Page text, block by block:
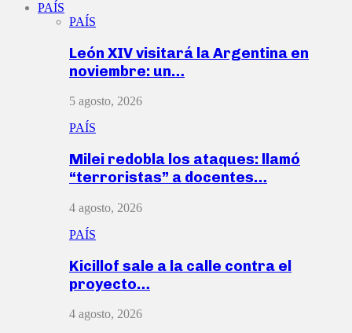
PAÍS
PAÍS
León XIV visitará la Argentina en
noviembre: un…
5 agosto, 2026
PAÍS
Milei redobla los ataques: llamó
“terroristas” a docentes…
4 agosto, 2026
PAÍS
Kicillof sale a la calle contra el
proyecto…
4 agosto, 2026